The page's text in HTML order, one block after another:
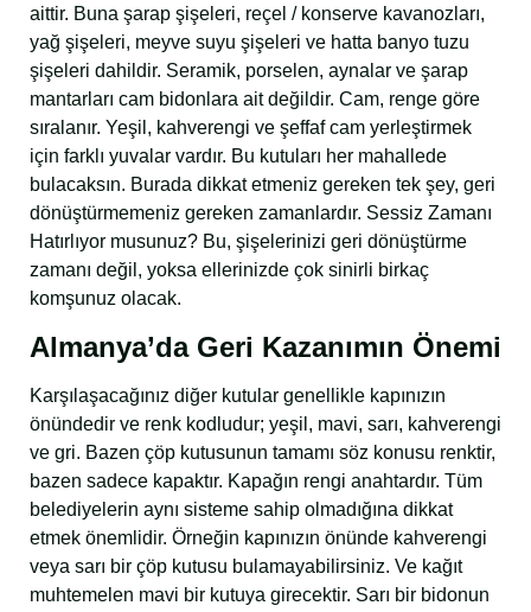
aittir. Buna şarap şişeleri, reçel / konserve kavanozları,
yağ şişeleri, meyve suyu şişeleri ve hatta banyo tuzu
şişeleri dahildir. Seramik, porselen, aynalar ve şarap
mantarları cam bidonlara ait değildir. Cam, renge göre
sıralanır. Yeşil, kahverengi ve şeffaf cam yerleştirmek
için farklı yuvalar vardır. Bu kutuları her mahallede
bulacaksın. Burada dikkat etmeniz gereken tek şey, geri
dönüştürmemeniz gereken zamanlardır. Sessiz Zamanı
Hatırlıyor musunuz? Bu, şişelerinizi geri dönüştürme
zamanı değil, yoksa ellerinizde çok sinirli birkaç
komşunuz olacak.
Almanya’da Geri Kazanımın Önemi
Karşılaşacağınız diğer kutular genellikle kapınızın
önündedir ve renk kodludur; yeşil, mavi, sarı, kahverengi
ve gri. Bazen çöp kutusunun tamamı söz konusu renktir,
bazen sadece kapaktır. Kapağın rengi anahtardır. Tüm
belediyelerin aynı sisteme sahip olmadığına dikkat
etmek önemlidir. Örneğin kapınızın önünde kahverengi
veya sarı bir çöp kutusu bulamayabilirsiniz. Ve kağıt
muhtemelen mavi bir kutuya girecektir. Sarı bir bidonun